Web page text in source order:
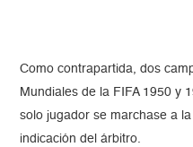
Como contrapartida, dos
Mundiales de la FIFA 1950 y
solo jugador se marchase a
indicación del árbitro.